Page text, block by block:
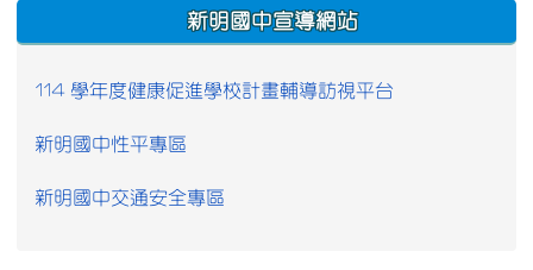
:::
新明國中宣導網站
114 學年度健康促進學校計畫輔導訪視平台
新明國中性平專區
新明國中交通安全專區